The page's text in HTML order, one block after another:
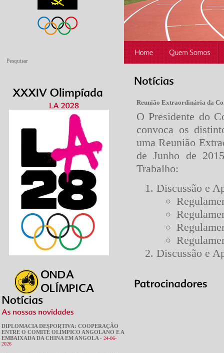
DIPLOMACIA DESPORTIVA: COOPERAÇÃO
ENTRE O COMITÉ OLÍMPICO ANGOLANO E A
EMBAIXADA DA CHINA EM ANGOLA - 24-06-
2026
Reunião Extraordinária da
O Presidente do
convoca os
uma Reunião
de Junho de
Trabalho:
Discussão e
Discussão e